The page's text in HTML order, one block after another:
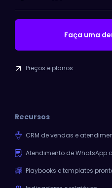
Faça uma
Preços e planos
Recursos
CRM de vendas e
Atendimento de WhatsApp
Playbooks e templates